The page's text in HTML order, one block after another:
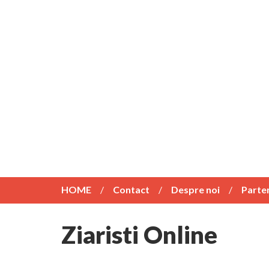
HOME Contact Despre noi
Ziaristi Online